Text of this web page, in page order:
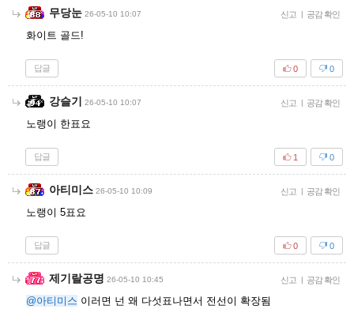
무당눈 26-05-10 10:07 신고 | 공감 확인
화이트 골드!
답글 0
0
강슬기 26-05-10 10:07 신고 | 공감 확인
노랭이 한표요
답글 0
1
아티미스 26-05-10 10:09 신고 | 공감 확인
노랭이 5표요
답글 0
0
제기랄공명 26-05-10 10:45 신고 | 공감 확인
@아티미스 이러면 넌 왜 다섯표나면서 전선이 확장됨